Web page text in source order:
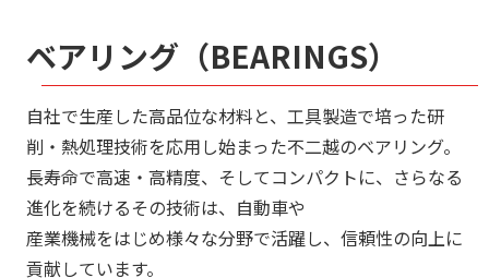
ベアリング（BEARINGS）
自社で生産した高品位な材料と、工具製造で培った研
削・熱処理技術を応用し始まった不二越のベアリング。
長寿命で高速・高精度、そしてコンパクトに、さらなる
進化を続けるその技術は、自動車や
産業機械をはじめ様々な分野で活躍し、信頼性の向上に
貢献しています。